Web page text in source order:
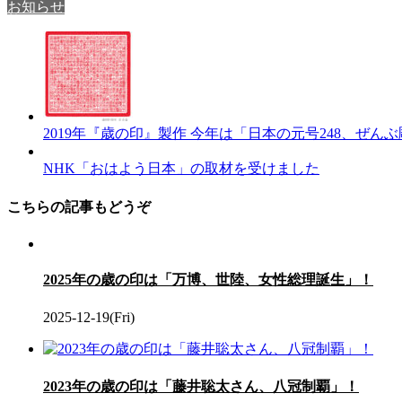
お知らせ
2019年『歳の印』製作 今年は「日本の元号248、ぜんぶ
NHK「おはよう日本」の取材を受けました
こちらの記事もどうぞ
2025年の歳の印は「万博、世陸、女性総理誕生」！
2025-12-19(Fri)
2023年の歳の印は「藤井聡太さん、八冠制覇」！